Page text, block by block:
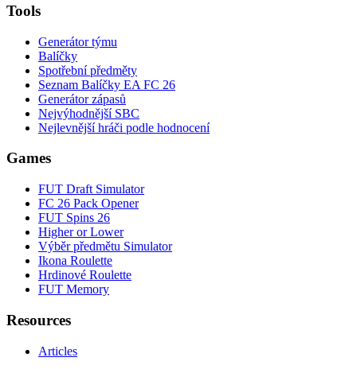
Tools
Generátor týmu
Balíčky
Spotřební předměty
Seznam Balíčky EA FC 26
Generátor zápasů
Nejvýhodnější SBC
Nejlevnější hráči podle hodnocení
Games
FUT Draft Simulator
FC 26 Pack Opener
FUT Spins 26
Higher or Lower
Výběr předmětu Simulator
Ikona Roulette
Hrdinové Roulette
FUT Memory
Resources
Articles